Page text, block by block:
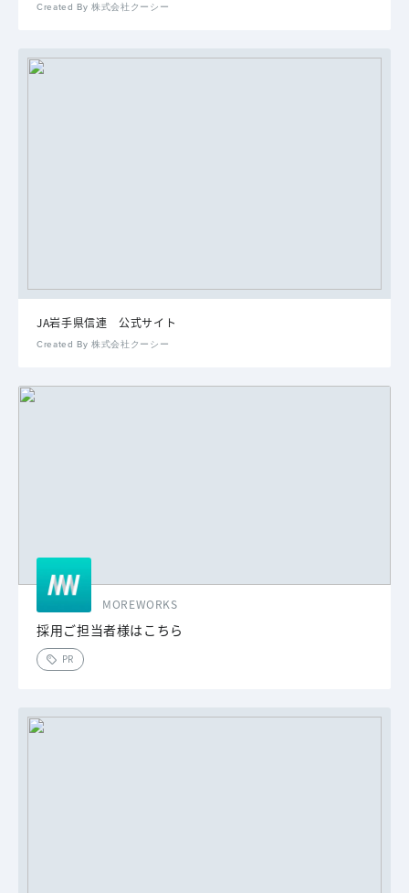
Created By 株式会社クーシー
JA岩手県信連 公式サイト
Created By 株式会社クーシー
MOREWORKS
採用ご担当者様はこちら
PR